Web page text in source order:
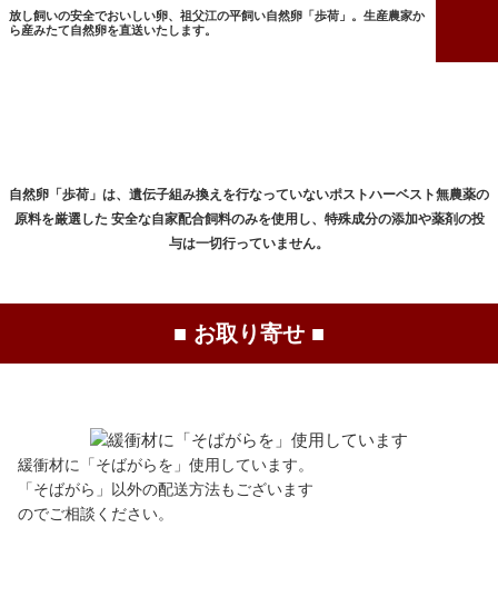
放し飼いの安全でおいしい卵、祖父江の平飼い自然卵「歩荷」。生産農家か
ら産みたて自然卵を直送いたします。
自然卵「歩荷」は、遺伝子組み換えを行なっていないポストハーベスト無農薬の
原料を厳選した 安全な自家配合飼料のみを使用し、特殊成分の添加や薬剤の投
与は一切行っていません。
■ お取り寄せ ■
緩衝材に「そばがらを」使用しています。
「そばがら」以外の配送方法もございます
のでご相談ください。